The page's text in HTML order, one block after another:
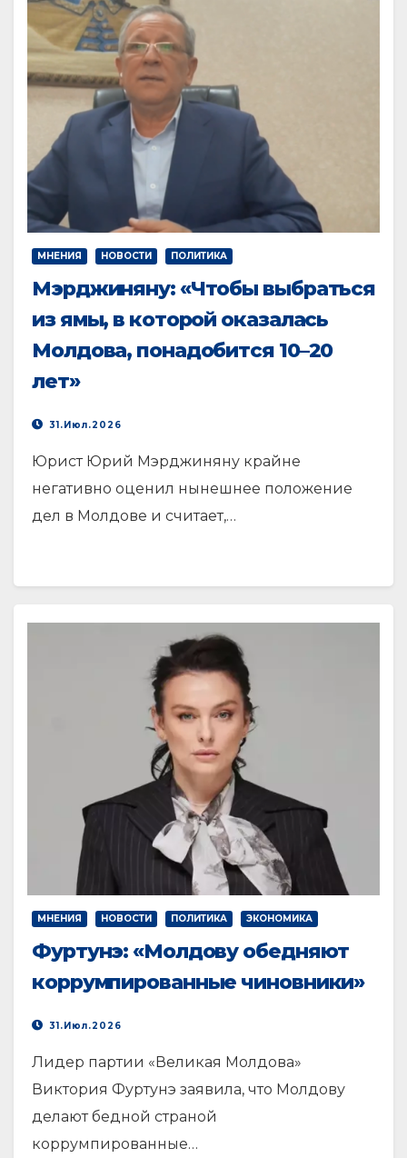
МНЕНИЯ НОВОСТИ ПОЛИТИКА
Мэрджиняну: «Чтобы выбраться
из ямы, в которой оказалась
Молдова, понадобится 10–20
лет»
31.Июл.2026
Юрист Юрий Мэрджиняну крайне
негативно оценил нынешнее положение
дел в Молдове и считает,…
МНЕНИЯ НОВОСТИ ПОЛИТИКА ЭКОНОМИКА
Фуртунэ: «Молдову обедняют
коррумпированные чиновники»
31.Июл.2026
Лидер партии «Великая Молдова»
Виктория Фуртунэ заявила, что Молдову
делают бедной страной
коррумпированные…